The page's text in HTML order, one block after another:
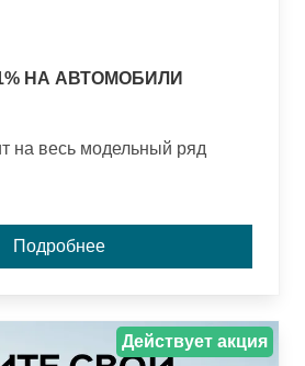
НА АВТОМОБИЛИ
на весь модельный ряд
Подробнее
Действует акция